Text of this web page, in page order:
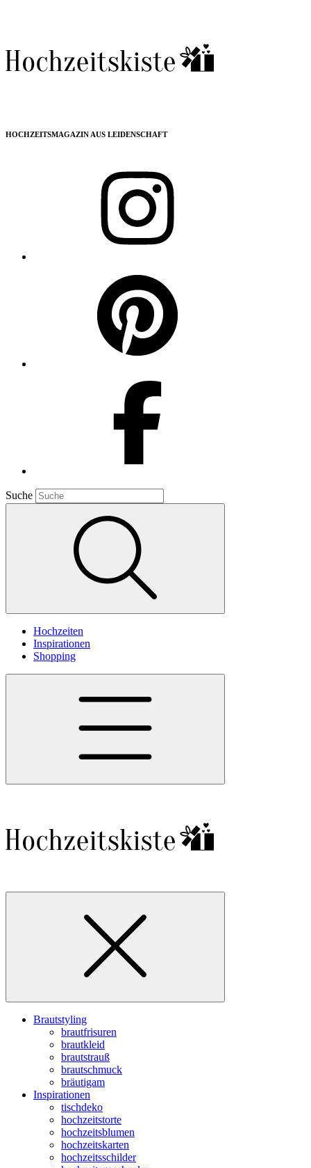
HOCHZEITSMAGAZIN AUS LEIDENSCHAFT
Suche
Hochzeiten
Inspirationen
Shopping
Brautstyling
brautfrisuren
brautkleid
brautstrauß
brautschmuck
bräutigam
Inspirationen
tischdeko
hochzeitstorte
hochzeitsblumen
hochzeitskarten
hochzeitsschilder